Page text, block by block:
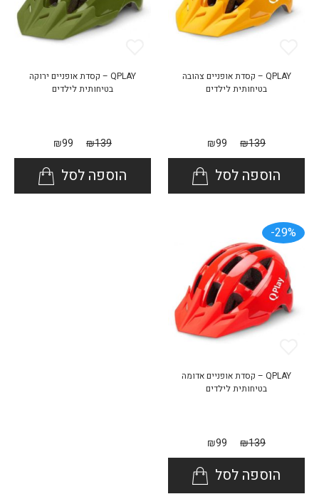
QPLAY – קסדת אופניים צהובה
בטיחותית לילדים
₪139
₪99
הוספה לסל
QPLAY – קסדת אופניים ירוקה
בטיחותית לילדים
₪139
₪99
הוספה לסל
29%-
QPLAY – קסדת אופניים אדומה
בטיחותית לילדים
₪139
₪99
הוספה לסל